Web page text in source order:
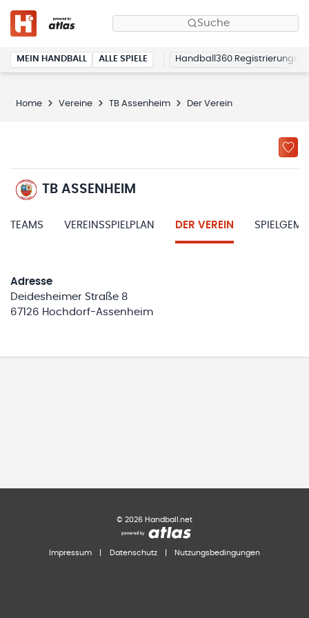
Suche
MEIN HANDBALL ALLE SPIELE Handball360 Registrierung
Home Vereine TB Assenheim Der Verein
TB ASSENHEIM
TEAMS VEREINSSPIELPLAN DER VEREIN
Adresse
Deidesheimer Straße 8
67126 Hochdorf-Assenheim
© 2026 Handball.net
Impressum Datenschutz Nutzungsbedingungen